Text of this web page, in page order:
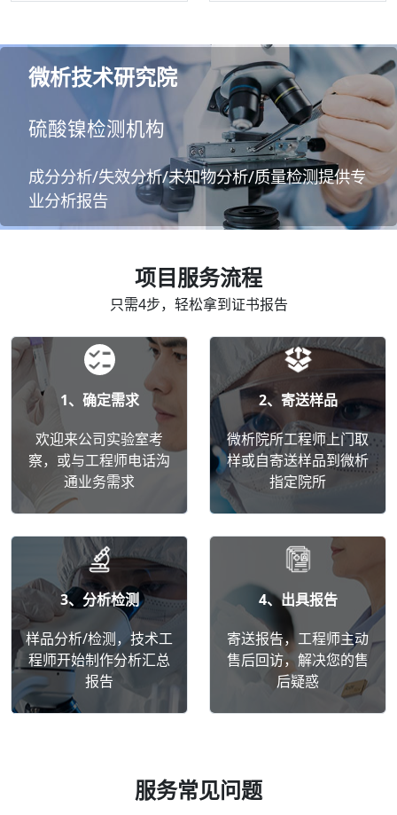
微析技术研究院
硫酸镍检测机构
成分分析/失效分析/未知物分析/质量检测提供专
业分析报告
项目服务流程
只需4步，轻松拿到证书报告
1、确定需求
欢迎来公司实验室考
察，或与工程师电话沟
通业务需求
2、寄送样品
微析院所工程师上门取
样或自寄送样品到微析
指定院所
3、分析检测
样品分析/检测，技术工
程师开始制作分析汇总
报告
4、出具报告
寄送报告，工程师主动
售后回访，解决您的售
后疑惑
服务常见问题